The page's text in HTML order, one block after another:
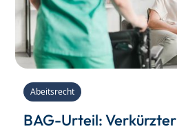
Abeitsrecht
BAG-Urteil: Verkürzter